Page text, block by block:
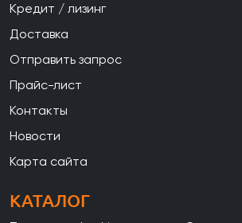
Кредит / лизинг
Доставка
Отправить запрос
Прайс-лист
Контакты
Новости
Карта сайта
КАТАЛОГ